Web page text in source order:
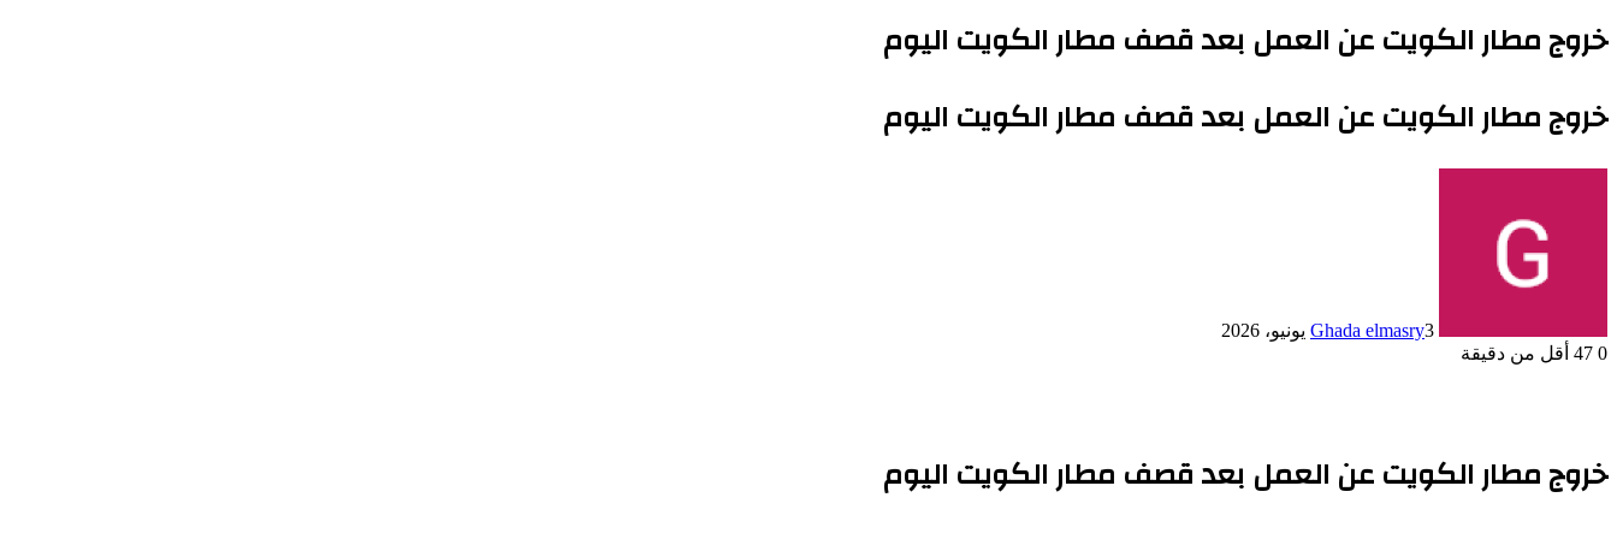
خروج مطار الكويت عن العمل بعد قصف مطار الكويت اليوم
خروج مطار الكويت عن العمل بعد قصف مطار الكويت اليوم
Ghada elmasry3 يونيو، 2026
0
أقل من دقيقة
خروج مطار الكويت عن العمل بعد قصف مطار الكويت اليوم